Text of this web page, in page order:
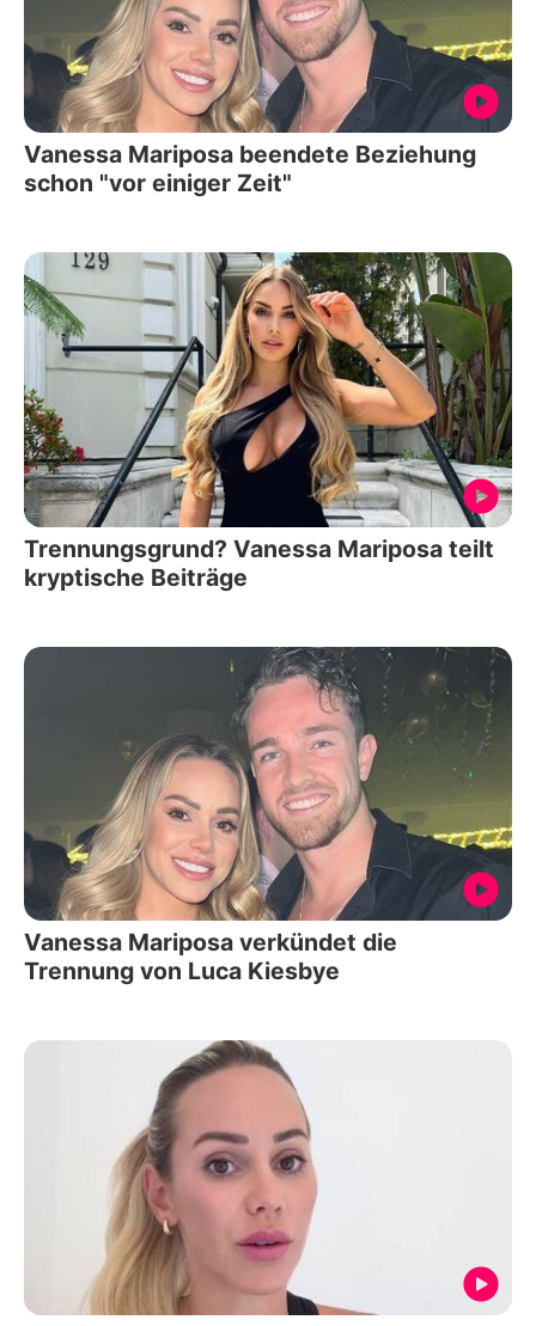
Vanessa Mariposa beendete Beziehung
schon "vor einiger Zeit"
Trennungsgrund? Vanessa Mariposa teilt
kryptische Beiträge
Vanessa Mariposa verkündet die
Trennung von Luca Kiesbye